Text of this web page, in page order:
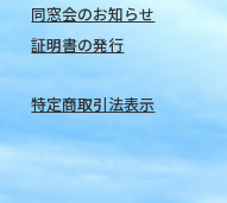
同窓会のお知らせ
証明書の発行
特定商取引法表示